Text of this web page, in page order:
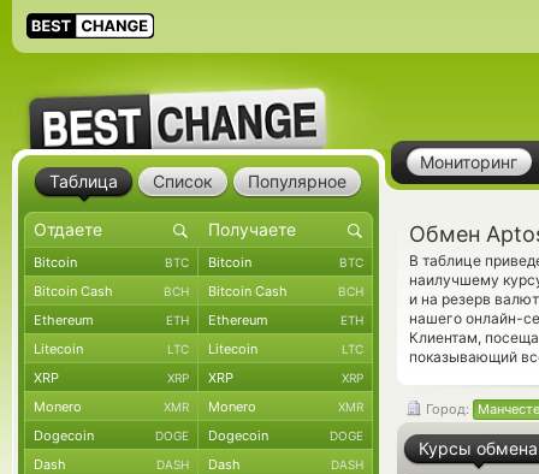
Мониторинг
Обмен
В таблице
наилучшему
и на резерв
нашего онлайн-
Клиентам,
показывающий
Город:
Курсы обмена
Таблица Список Популярное
Bitcoin BTC Bitcoin BTC
Bitcoin Cash BCH Bitcoin Cash BCH
Ethereum ETH Ethereum ETH
Litecoin LTC Litecoin LTC
XRP XRP XRP XRP
Monero XMR Monero XMR
Dogecoin DOGE Dogecoin DOGE
Dash DASH Dash DASH